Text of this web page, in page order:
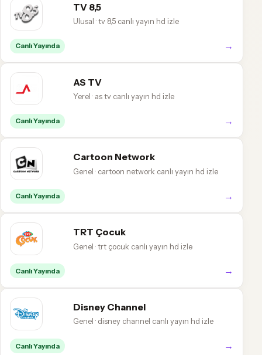
TV 8,5
Ulusal · tv 8,5 canlı yayın hd izle
Canlı Yayında →
AS TV
Yerel · as tv canlı yayın hd izle
Canlı Yayında →
Cartoon Network
Genel · cartoon network canlı yayın hd izle
Canlı Yayında →
TRT Çocuk
Genel · trt çocuk canlı yayın hd izle
Canlı Yayında →
Disney Channel
Genel · disney channel canlı yayın hd izle
Canlı Yayında →